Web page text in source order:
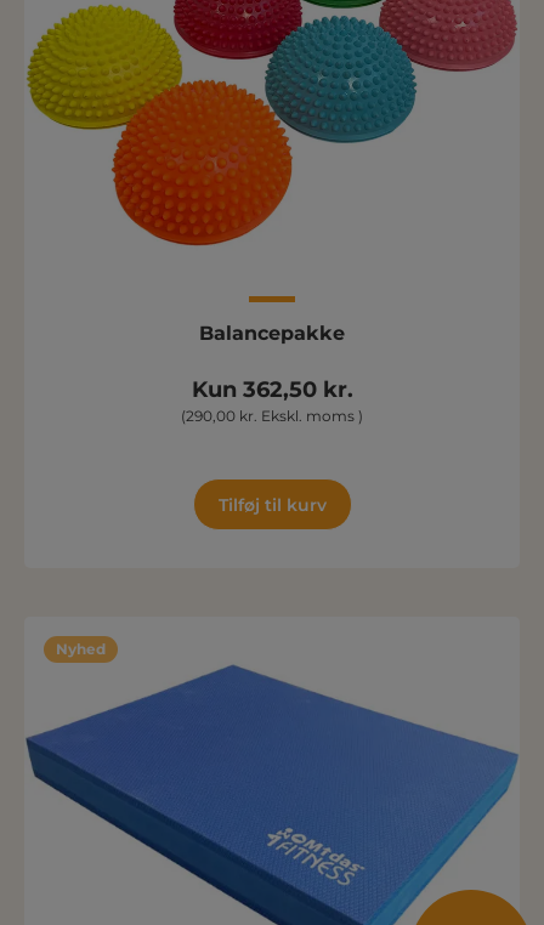
Balancepakke
Kun 362,50 kr.
(290,00 kr. Ekskl. moms )
Tilføj til kurv
Nyhed